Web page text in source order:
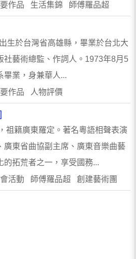
作品 生活集錦 師傅羅品超
生於台灣省高雄縣，畢業於台北大
社藝術總監、作詞人。1973年8月5
畢業，身兼華人...
作品 人物評價
祖籍廣東羅定。著名粵語相聲表演
廣東省曲協副主席、廣東音樂曲藝
的拓荒者之一，享受國務...
活動 師傅羅品超 創建藝術團